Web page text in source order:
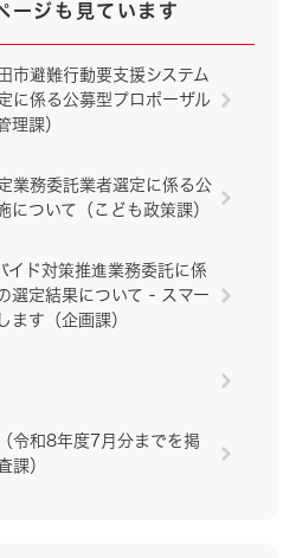
ージも見ています
市避難行動要支援システム
に係る公募型プロポーザル
理課）
業務委託業者選定に係る公
について（こども政策課）
イド対策推進業務委託に係
選定結果について - スマー
ます（企画課）
令和8年度7月分までを掲
課）